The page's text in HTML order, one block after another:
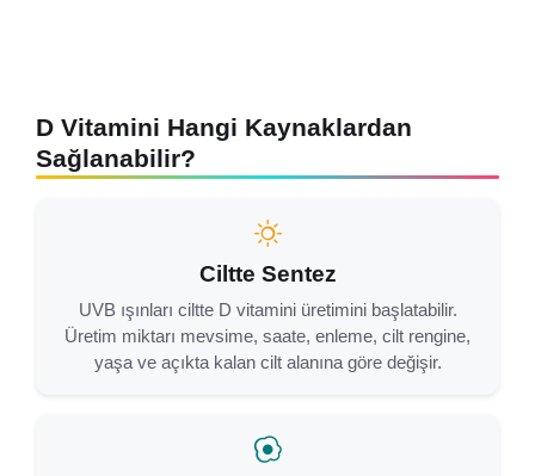
D Vitamini Hangi Kaynaklardan
Sağlanabilir?
Ciltte Sentez
UVB ışınları ciltte D vitamini üretimini başlatabilir.
Üretim miktarı mevsime, saate, enleme, cilt rengine,
yaşa ve açıkta kalan cilt alanına göre değişir.